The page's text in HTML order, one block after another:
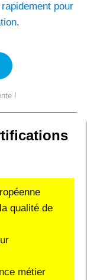
rapidement pour
.
!
qualité de
métier